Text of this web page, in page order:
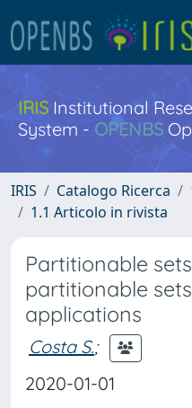
IRISInstitutional
System - OPENBS
IRIS Catalogo Ricerca
1.1 Articolo in rivista
Partitionable
partitionable
applications
Costa S.;
2020-01-01